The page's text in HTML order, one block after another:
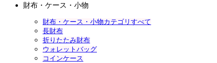
財布・ケース・小物
財布・ケース・小物カテゴリすべて
長財布
折りたたみ財布
ウォレットバッグ
コインケース